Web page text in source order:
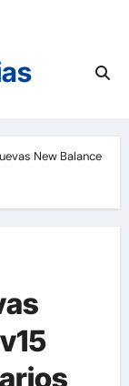
New Balance